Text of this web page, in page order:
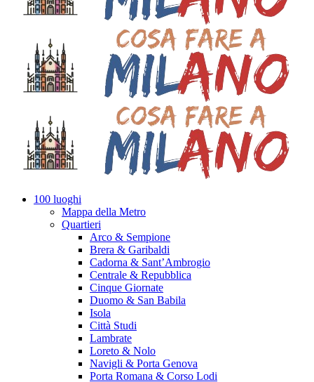
100 luoghi
Mappa della Metro
Quartieri
Arco & Sempione
Brera & Garibaldi
Cadorna & Sant’Ambrogio
Centrale & Repubblica
Cinque Giornate
Duomo & San Babila
Isola
Città Studi
Lambrate
Loreto & Nolo
Navigli & Porta Genova
Porta Romana & Corso Lodi